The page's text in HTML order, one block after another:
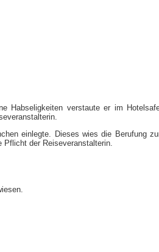
verstaute er im
einlegte. Dieses wies die Berufung
der Reiseveranstalterin.